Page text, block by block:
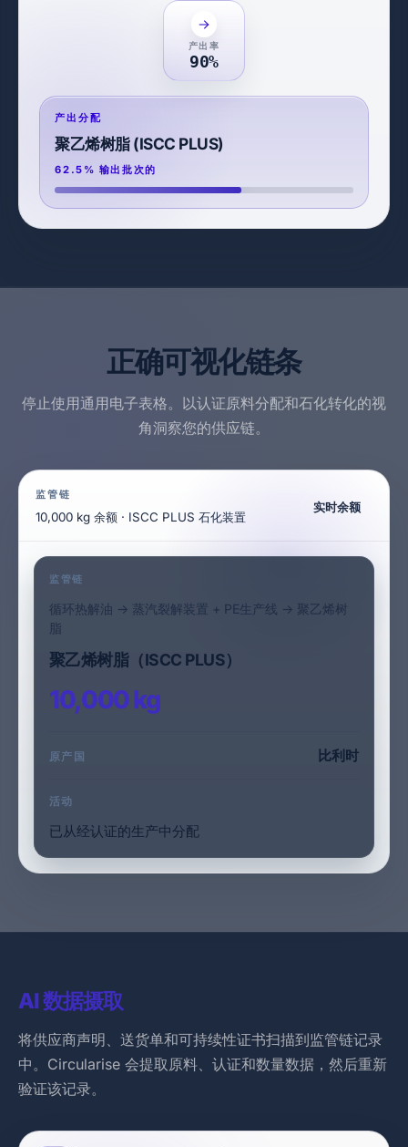
产出率
90%
产出分配
聚乙烯树脂 (ISCC PLUS)
62.5% 输出批次的
正确可视化链条
停止使用通用电子表格。以认证原料分配和石化转化的视
角洞察您的供应链。
监管链
10,000 kg 余额 · ISCC PLUS 石化装置
实时余额
监管链
循环热解油 -> 蒸汽裂解装置 + PE生产线 -> 聚乙烯树
脂
聚乙烯树脂（ISCC PLUS）
10,000 kg
原产国 比利时
活动
已从经认证的生产中分配
AI 数据摄取
将供应商声明、送货单和可持续性证书扫描到监管链记录
中。Circularise 会提取原料、认证和数量数据，然后重新
验证该记录。